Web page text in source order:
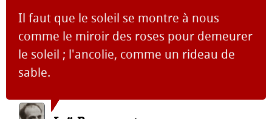
Il faut que le soleil se montre à nous
comme le miroir des roses pour demeurer
le soleil ; l'ancolie, comme un rideau de
sable.